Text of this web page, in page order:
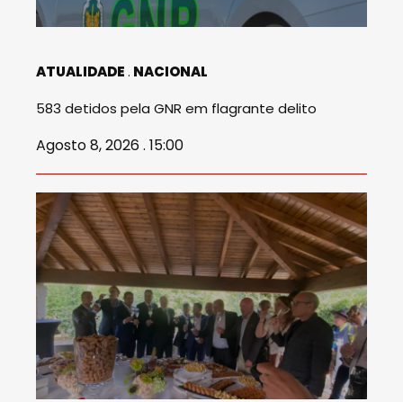
ATUALIDADE NACIONAL
583 detidos pela GNR em flagrante delito
Agosto 8, 2026 . 15:00